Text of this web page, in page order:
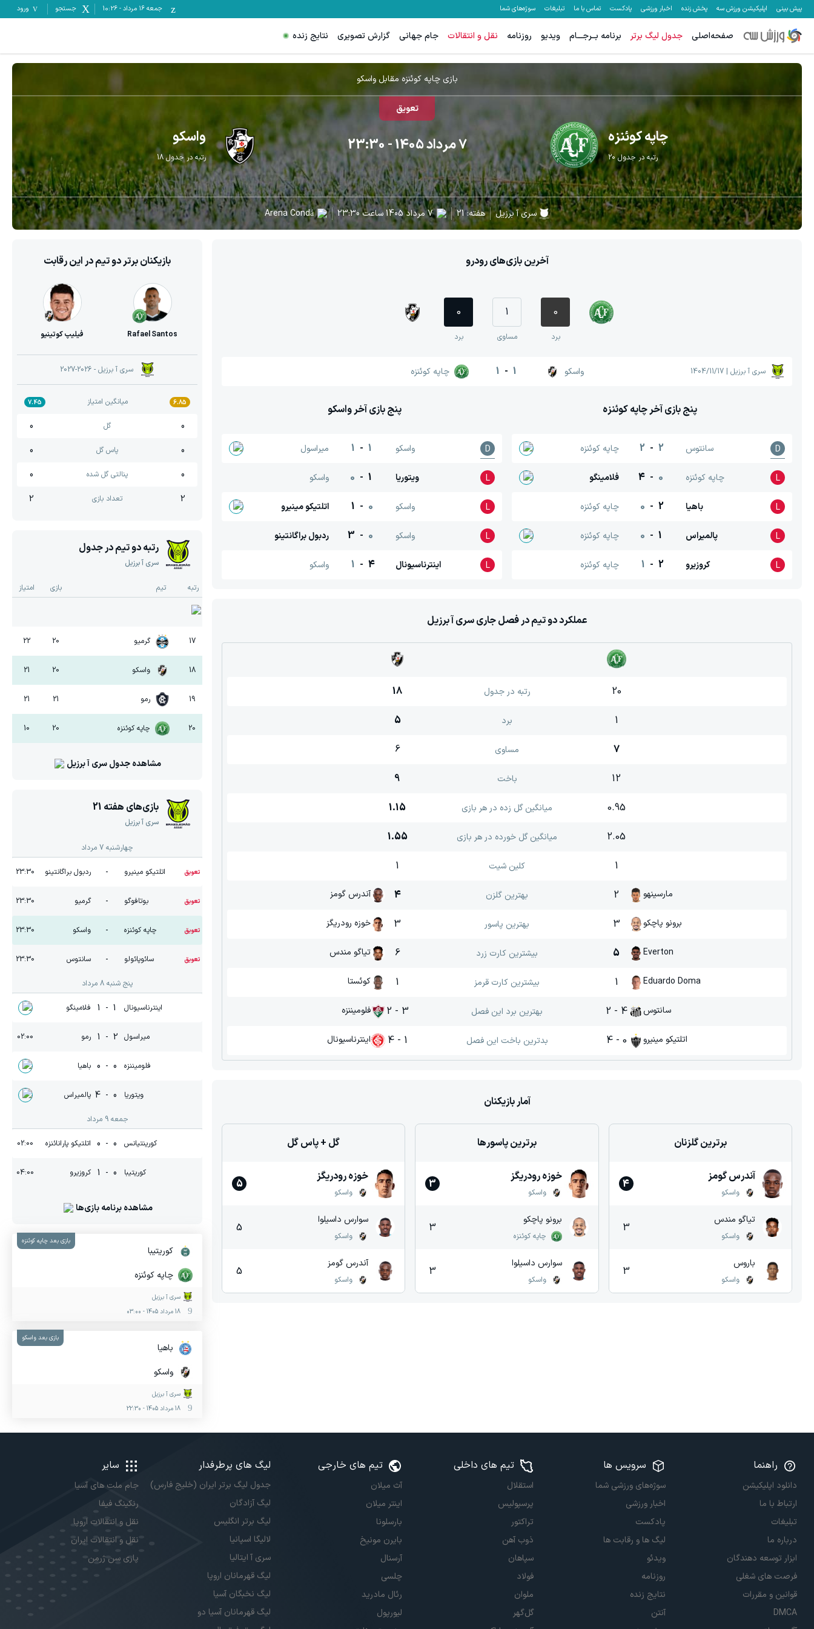
پیش بینی اپلیکیشن ورزش سه پخش زنده اخبار ورزشی پادکست تماس با ما تبلیغات سوژه‌های شما جمعه ۱۶ مرداد -
10:26 جستجو ورود
صفحه‌اصلی جدول لیگ برتر برنامه بــرجـــام ویدیو روزنامه نقل و انتقالات جام جهانی گزارش تصویری نتایج زنده
بازی چاپه کوئنزه مقابل واسکو
تعویق
چاپه کوئنزه
رتبه در جدول20
7 مرداد 1405 - 23:30 واسکو
رتبه در جدول18
سری آ برزیل هفته:21 7 مرداد 1405 ساعت23:30
Arena Condá
آخرین بازی‌های رودرو
0
برد
1
مساوی
0
برد
سری آ برزیل |
1404/11/17 واسکو 1
-
1 چاپه کوئنزه
پنج بازی آخرچاپه کوئنزه پنج بازی آخرواسکو
D سانتوس 2
-
2 چاپه کوئنزه
L چاپه کوئنزه 0
-
4 فلامینگو
L باهیا 2
-
0 چاپه کوئنزه
L پالمیراس 1
-
0 چاپه کوئنزه
L کروزیرو 2
-
1 چاپه کوئنزه
D واسکو 1
-
1 میراسول
L ویتوریا 1
-
0 واسکو
L واسکو 0
-
1 اتلتیکو مینیرو
L واسکو 0
-
3 ردبول براگانتینو
L اینترناسیونال 4
-
1 واسکو
عملکرد دو تیم در فصل جاری سری آ برزیل
20 رتبه در جدول
18
1
برد
5
7
مساوی
6
12
باخت
9
0.95
میانگین گل زده در هر بازی
1.15
2.05
میانگین گل خورده در هر بازی
1.55
1
کلین شیت
1
2
مارسینهو بهترین گلزن 4 آندرس گومز
3 برونو پاچکو بهترین پاسور 3 خوزه رودریگز
5 Everton بیشترین کارت زرد 6 تیاگو مندس
1 Eduardo Doma بیشترین کارت قرمز 1 کوئستا
4 - 2 سانتوس بهترین برد این فصل 3 - 2 فلومیننزه
0 - 4 اتلتیکو مینیرو بدترین باخت این فصل 1 - 4 اینترناسیونال
آمار بازیکنان
برترین گلزنان
آندرس گومز
واسکو
4
تیاگو مندس
واسکو
3
باروس
واسکو
3
برترین پاسورها
خوزه رودریگز
واسکو
3
برونو پاچکو
چاپه کوئنزه
3
سوارس داسیلوا
واسکو
3
گل + پاس گل
خوزه رودریگز
واسکو
5
سوارس داسیلوا
واسکو
5
آندرس گومز
واسکو
5
بازیکنان برتر دو تیم در این رقابت
Rafael Santos فیلیپ کوتینیو
سری آ برزیل - 2026-2027
6.85 میانگین امتیاز 7.45
0 گل
0
0
پاس گل
0
0
پنالتی گل شده
0
2
تعداد بازی 2
رتبه دو تیم در جدول
سری آ برزیل
رتبه تیم بازی امتیاز
17 گرمیو 20
22
18 واسکو 20
21
19 رمو 21
21
20 چاپه کوئنزه 20
10
مشاهده جدولسری آ برزیل
بازی‌های هفته 21
سری آ برزیل
چهارشنبه 7 مرداد
تعویق اتلتیکو مینیرو - ردبول براگانتینو 23:30
تعویق بوتافوگو - گرمیو 23:30
تعویق چاپه کوئنزه - واسکو 23:30
تعویق سائوپائولو - سانتوس 23:30
پنج شنبه 8 مرداد
اینترناسیونال 1
-
1 فلامینگو
میراسول 2
-
1 رمو 02:00
فلومیننزه 0
-
0 باهیا
ویتوریا 0
-
4 پالمیراس
جمعه 9 مرداد
کورینتیانس 0
-
0 اتلتیکو پارانائنزه 02:00
کوریتیبا 0
-
1 کروزیرو 04:00
مشاهده برنامه بازی‌ها
کوریتیبا
چاپه کوئنزه
سری آ برزیل
18 مرداد 1405
-
03:00
بازی بعد چاپه کوئنزه
باهیا
واسکو
سری آ برزیل
18 مرداد 1405
-
22:30
بازی بعد واسکو
راهنما
دانلود اپلیکیشن
ارتباط با ما
تبلیغات
درباره ما
ابزار توسعه دهندگان
فرصت های شغلی
قوانین و مقررات
DMCA
سرویس ها
سوژه‌های ورزشی شما
اخبار ورزشی
پادکست
لیگ ها و رقابت ها
ویدئو
روزنامه
نتایج زنده
آنتن
تیم های داخلی
استقلال
پرسپولیس
تراکتور
ذوب آهن
سپاهان
فولاد
ملوان
گل‌گهر
تیم های خارجی
آث میلان
اینتر میلان
بارسلونا
بایرن مونیخ
آرسنال
چلسی
رئال مادرید
لیورپول
لیگ های پرطرفدار
جدول لیگ برتر ایران (خلیج فارس)
لیگ آزادگان
لیگ برتر انگلیس
لالیگا اسپانیا
سری آ ایتالیا
لیگ قهرمانان اروپا
لیگ نخبگان آسیا
لیگ قهرمانان آسیا دو
سایر
جام ملت های آسیا
رنکینگ فیفا
نقل و انتقالات اروپا
نقل و انتقالات ایران
پاری سن ژرمن